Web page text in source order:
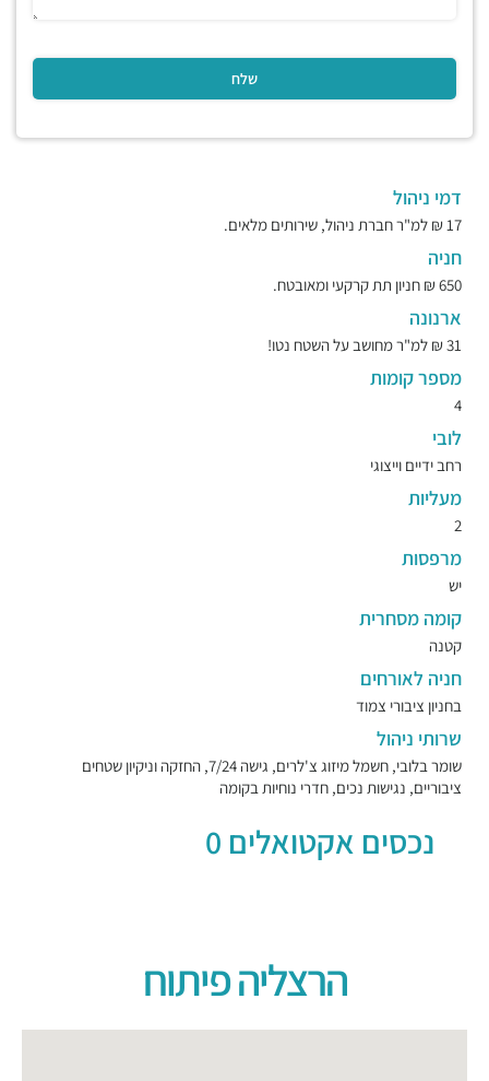
דמי ניהול
17 ₪ למ"ר חברת ניהול, שירותים מלאים.
חניה
650 ₪ חניון תת קרקעי ומאובטח.
ארנונה
31 ₪ למ"ר מחושב על השטח נטו!
מספר קומות
4
לובי
רחב ידיים וייצוגי
מעליות
2
מרפסות
יש
קומה מסחרית
קטנה
חניה לאורחים
בחניון ציבורי צמוד
שרותי ניהול
שומר בלובי, חשמל מיזוג צ'לרים, גישה 7/24, החזקה וניקיון שטחים
ציבוריים, נגישות נכים, חדרי נוחיות בקומה
נכסים אקטואלים 0
הרצליה פיתוח